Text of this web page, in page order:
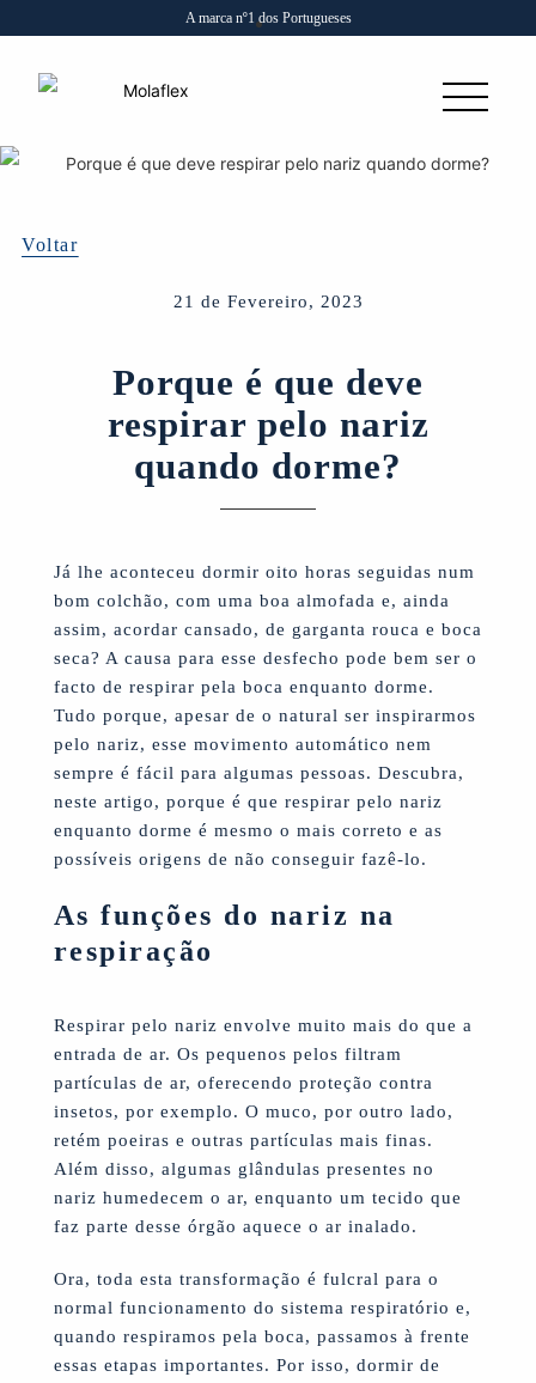
A marca nº1 dos Portugueses
Voltar
21 de Fevereiro, 2023
Porque é que deve
respirar pelo nariz
quando dorme?
Já lhe aconteceu dormir oito horas seguidas num
bom colchão, com uma boa almofada e, ainda
assim, acordar cansado, de garganta rouca e boca
seca? A causa para esse desfecho pode bem ser o
facto de respirar pela boca enquanto dorme.
Tudo porque, apesar de o natural ser inspirarmos
pelo nariz, esse movimento automático nem
sempre é fácil para algumas pessoas. Descubra,
neste artigo, porque é que respirar pelo nariz
enquanto dorme é mesmo o mais correto e as
possíveis origens de não conseguir fazê-lo.
As funções do nariz na
respiração
Respirar pelo nariz envolve muito mais do que a
entrada de ar. Os pequenos pelos filtram
partículas de ar, oferecendo proteção contra
insetos, por exemplo. O muco, por outro lado,
retém poeiras e outras partículas mais finas.
Além disso, algumas glândulas presentes no
nariz humedecem o ar, enquanto um tecido que
faz parte desse órgão aquece o ar inalado.
Ora, toda esta transformação é fulcral para o
normal funcionamento do sistema respiratório e,
quando respiramos pela boca, passamos à frente
essas etapas importantes. Por isso, dormir de